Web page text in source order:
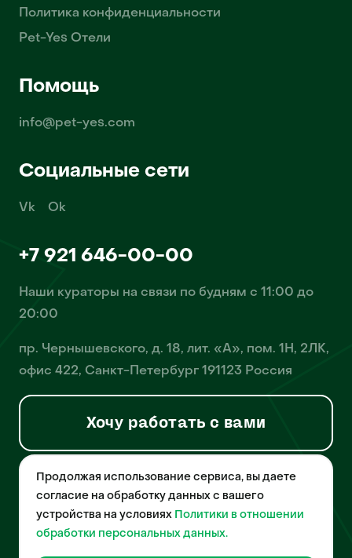
Политика конфиденциальности
Pet-Yes Отели
Помощь
info@pet-yes.com
Социальные сети
Vk Ok
+7 921 646-00-00
Наши кураторы на связи по будням с 11:00 до
20:00
пр. Чернышевского, д. 18, лит. «А», пом. 1Н, 2ЛК,
офис 422, Санкт-Петербург 191123 Россия
Хочу работать с вами
© 2026 Pet-Yes. ООО «Биржа домашних животных «Пет-Ес»
осуществляет деятельность в области информационных
технологий, деятельность по разработке и эксплуатации
собственного программного обеспечения, деятельность
порталов в информационно-коммуникационной сети Интернет и
Продолжая использование сервиса, вы даете
согласие на обработку данных с вашего
устройства на условиях Политики в отношении
обработки персональных данных.